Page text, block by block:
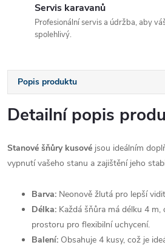
Servis karavanů
Profesionální servis a údržba, aby
spolehlivý.
Popis produktu
Detailní popis
Stanové šňůry kusové jsou ideálním
vypnutí vašeho stanu a zajištění jeho
Barva: Neonově žlutá pro lepší
Délka: Každá šňůra má délku 4
prostoru pro flexibilní uchycení.
Balení: Obsahuje 4 kusy, což je